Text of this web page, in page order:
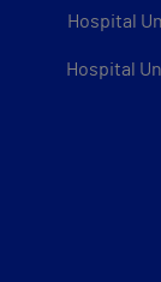
Hospital
Hospital